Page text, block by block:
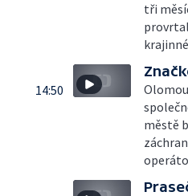
tři
14:50
městě